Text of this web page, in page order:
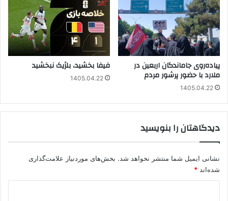
پیاده‌روی جاماندگان اربعین در
ملارد با حضور پرشور مردم
1405.04.22
فیفا بخشید، بلژیک نبخشید
1405.04.22
دیدگاهتان را بنویسید
نشانی ایمیل شما منتشر نخواهد شد. بخش‌های موردنیاز علامت‌گذاری
شده‌اند *